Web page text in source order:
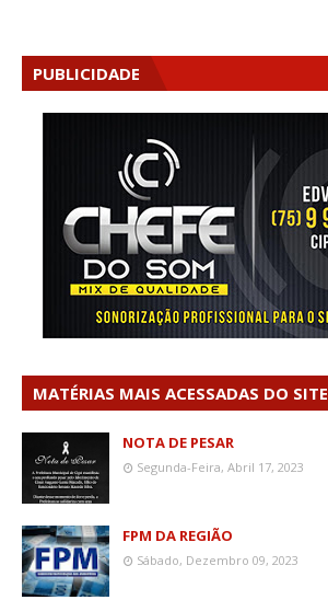
PUBLICIDADE
MATÉRIAS MAIS ACESSADAS DO SITE
NOTA DE PESAR
Segunda-Feira, Abril 17, 2023
FPM DA REGIÃO
Sábado, Dezembro 09, 2023